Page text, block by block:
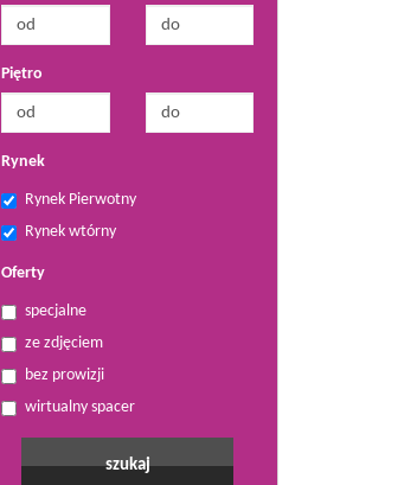
Piętro
Rynek
Rynek Pierwotny
Rynek wtórny
Oferty
specjalne
ze zdjęciem
bez prowizji
wirtualny spacer